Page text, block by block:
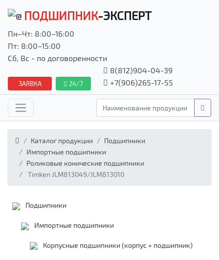
ПОДШИПНИК-ЭКСПЕРТ
Пн–Чт: 8:00–16:00
Пт: 8:00–15:00
Сб, Вс - по договоренности
ЗАЯВКА 24/7
8(812)904-04-39
+7(906)265-17-55
Каталог продукции
Подшипники
Импортные подшипники
Роликовые конические подшипники
Timken JLM813049/JLM813010
Подшипники
Импортные подшипники
Корпусные подшипники (корпус + подшипник)